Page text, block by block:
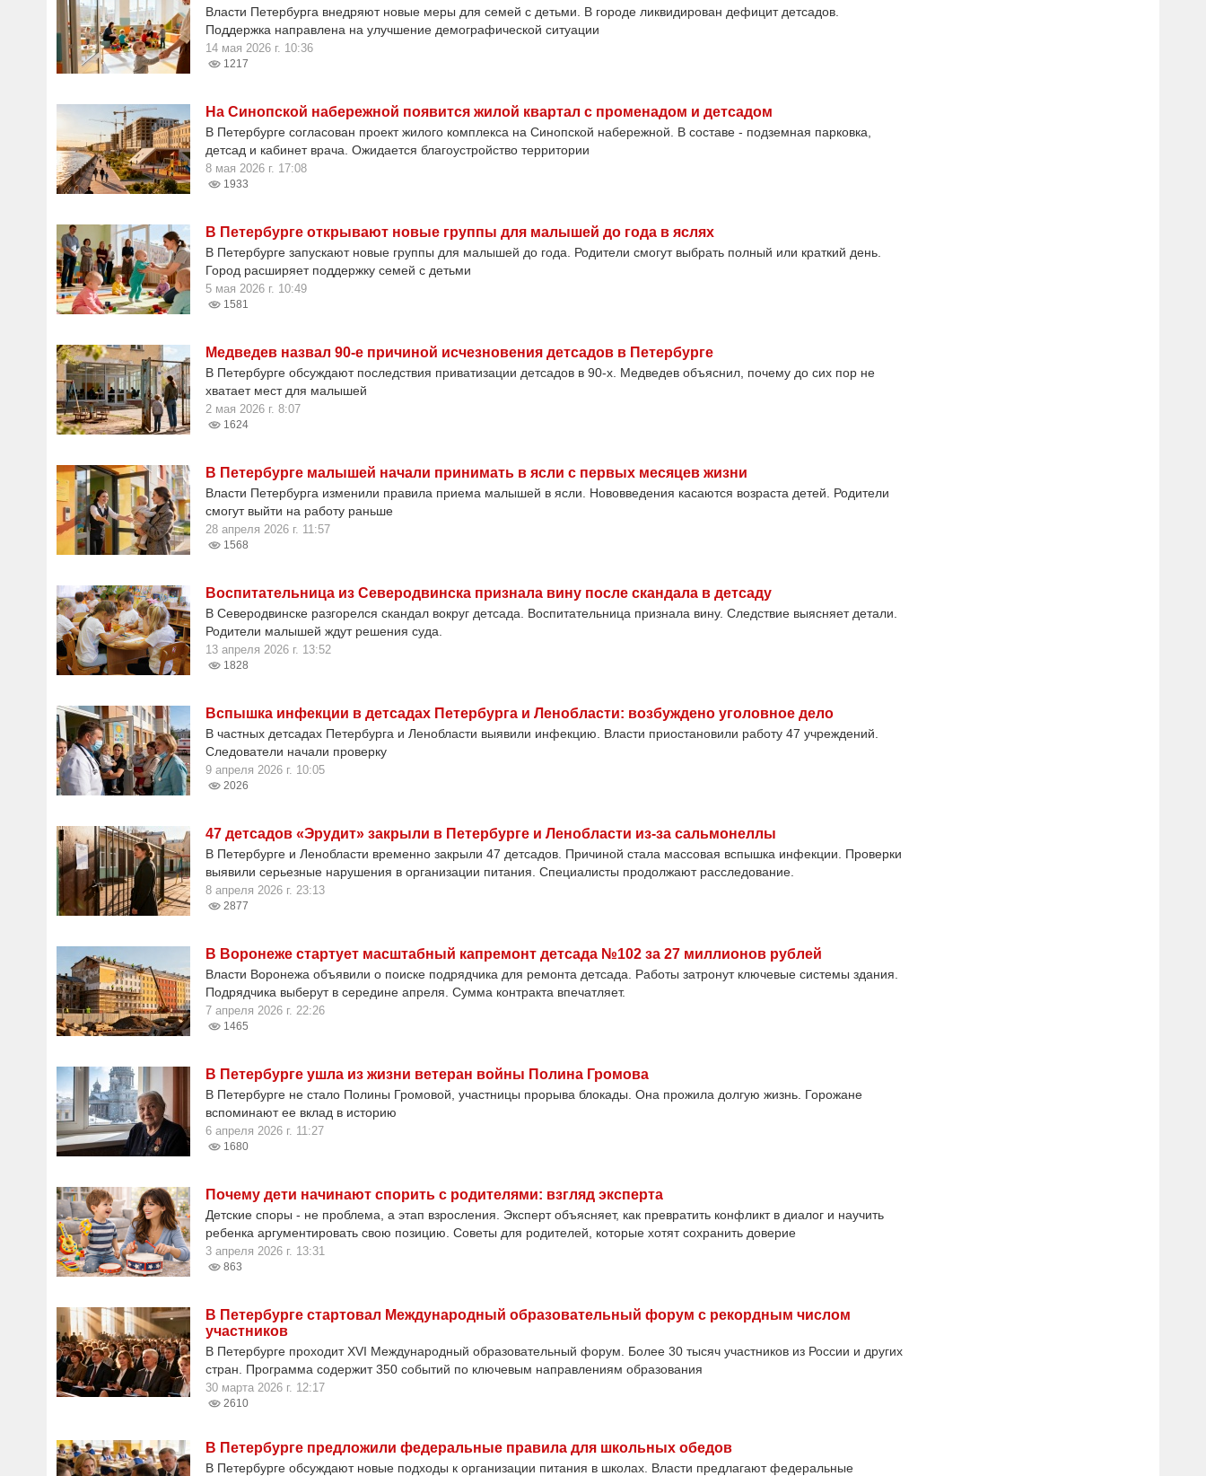
Власти Петербурга внедряют новые меры для семей с детьми. В городе ликвидирован дефицит детсадов.
Поддержка направлена на улучшение демографической ситуации
14 мая 2026 г. 10:36
1217
На Синопской набережной появится жилой квартал с променадом и детсадом
В Петербурге согласован проект жилого комплекса на Синопской набережной. В составе - подземная парковка,
детсад и кабинет врача. Ожидается благоустройство территории
8 мая 2026 г. 17:08
1933
В Петербурге открывают новые группы для малышей до года в яслях
В Петербурге запускают новые группы для малышей до года. Родители смогут выбрать полный или краткий день.
Город расширяет поддержку семей с детьми
5 мая 2026 г. 10:49
1581
Медведев назвал 90-е причиной исчезновения детсадов в Петербурге
В Петербурге обсуждают последствия приватизации детсадов в 90-х. Медведев объяснил, почему до сих пор не
хватает мест для малышей
2 мая 2026 г. 8:07
1624
В Петербурге малышей начали принимать в ясли с первых месяцев жизни
Власти Петербурга изменили правила приема малышей в ясли. Нововведения касаются возраста детей. Родители
смогут выйти на работу раньше
28 апреля 2026 г. 11:57
1568
Воспитательница из Северодвинска признала вину после скандала в детсаду
В Северодвинске разгорелся скандал вокруг детсада. Воспитательница признала вину. Следствие выясняет детали.
Родители малышей ждут решения суда.
13 апреля 2026 г. 13:52
1828
Вспышка инфекции в детсадах Петербурга и Ленобласти: возбуждено уголовное дело
В частных детсадах Петербурга и Ленобласти выявили инфекцию. Власти приостановили работу 47 учреждений.
Следователи начали проверку
9 апреля 2026 г. 10:05
2026
47 детсадов «Эрудит» закрыли в Петербурге и Ленобласти из-за сальмонеллы
В Петербурге и Ленобласти временно закрыли 47 детсадов. Причиной стала массовая вспышка инфекции. Проверки
выявили серьезные нарушения в организации питания. Специалисты продолжают расследование.
8 апреля 2026 г. 23:13
2877
В Воронеже стартует масштабный капремонт детсада №102 за 27 миллионов рублей
Власти Воронежа объявили о поиске подрядчика для ремонта детсада. Работы затронут ключевые системы здания.
Подрядчика выберут в середине апреля. Сумма контракта впечатляет.
7 апреля 2026 г. 22:26
1465
В Петербурге ушла из жизни ветеран войны Полина Громова
В Петербурге не стало Полины Громовой, участницы прорыва блокады. Она прожила долгую жизнь. Горожане
вспоминают ее вклад в историю
6 апреля 2026 г. 11:27
1680
Почему дети начинают спорить с родителями: взгляд эксперта
Детские споры - не проблема, а этап взросления. Эксперт объясняет, как превратить конфликт в диалог и научить
ребенка аргументировать свою позицию. Советы для родителей, которые хотят сохранить доверие
3 апреля 2026 г. 13:31
863
В Петербурге стартовал Международный образовательный форум с рекордным числом
участников
В Петербурге проходит XVI Международный образовательный форум. Более 30 тысяч участников из России и других
стран. Программа содержит 350 событий по ключевым направлениям образования
30 марта 2026 г. 12:17
2610
В Петербурге предложили федеральные правила для школьных обедов
В Петербурге обсуждают новые подходы к организации питания в школах. Власти предлагают федеральные